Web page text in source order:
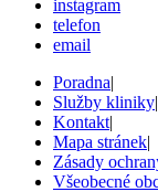
instagram
telefon
email
Poradna|
Služby kliniky|
Kontakt|
Mapa stránek|
Zásady
Všeobecné